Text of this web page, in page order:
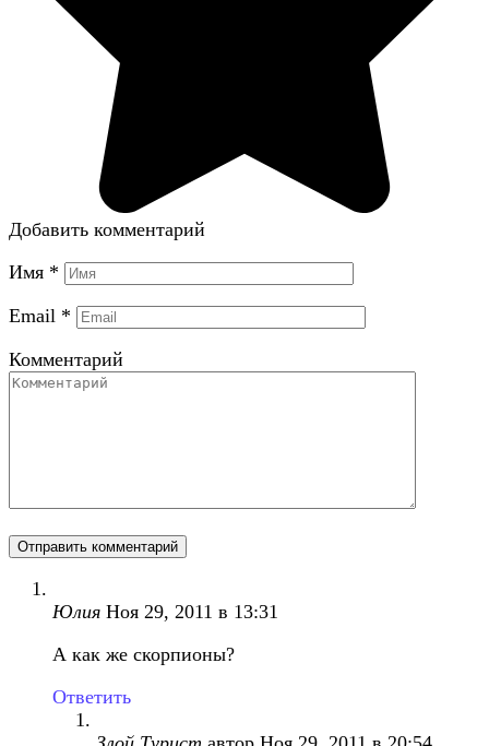
Добавить комментарий
Имя *
Email *
Комментарий
Юлия Ноя 29, 2011 в 13:31
А как же скорпионы?
Ответить